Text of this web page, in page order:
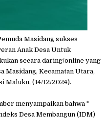
Masidang sukses
Anak Desa Untuk
secara daring/online yang
Masidang, Kecamatan Utara,
Maluku, (14/12/2024).
menyampaikan bahwa "
Desa Membangun (IDM)